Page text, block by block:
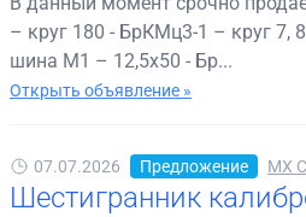
– круг 180 - БрКМц3-1 – круг 7,
шина М1 – 12,5х50 - Бр...
Открыть объявление »
07.07.2026 Предложение МХ
Шестигранник